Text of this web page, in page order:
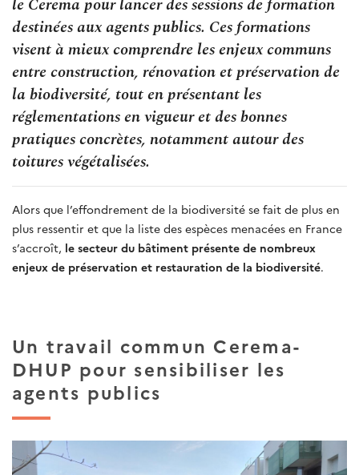
destinées aux agents publics. Ces formations
visent à mieux comprendre les enjeux communs
entre construction, rénovation et préservation de
la biodiversité, tout en présentant les
réglementations en vigueur et des bonnes
pratiques concrètes, notamment autour des
toitures végétalisées.
Alors que l’effondrement de la biodiversité se fait de plus en
plus ressentir et que la liste des espèces menacées en France
s’accroît, le secteur du bâtiment présente de nombreux
enjeux de préservation et restauration de la biodiversité.
Un travail commun Cerema-
DHUP pour sensibiliser les
agents publics